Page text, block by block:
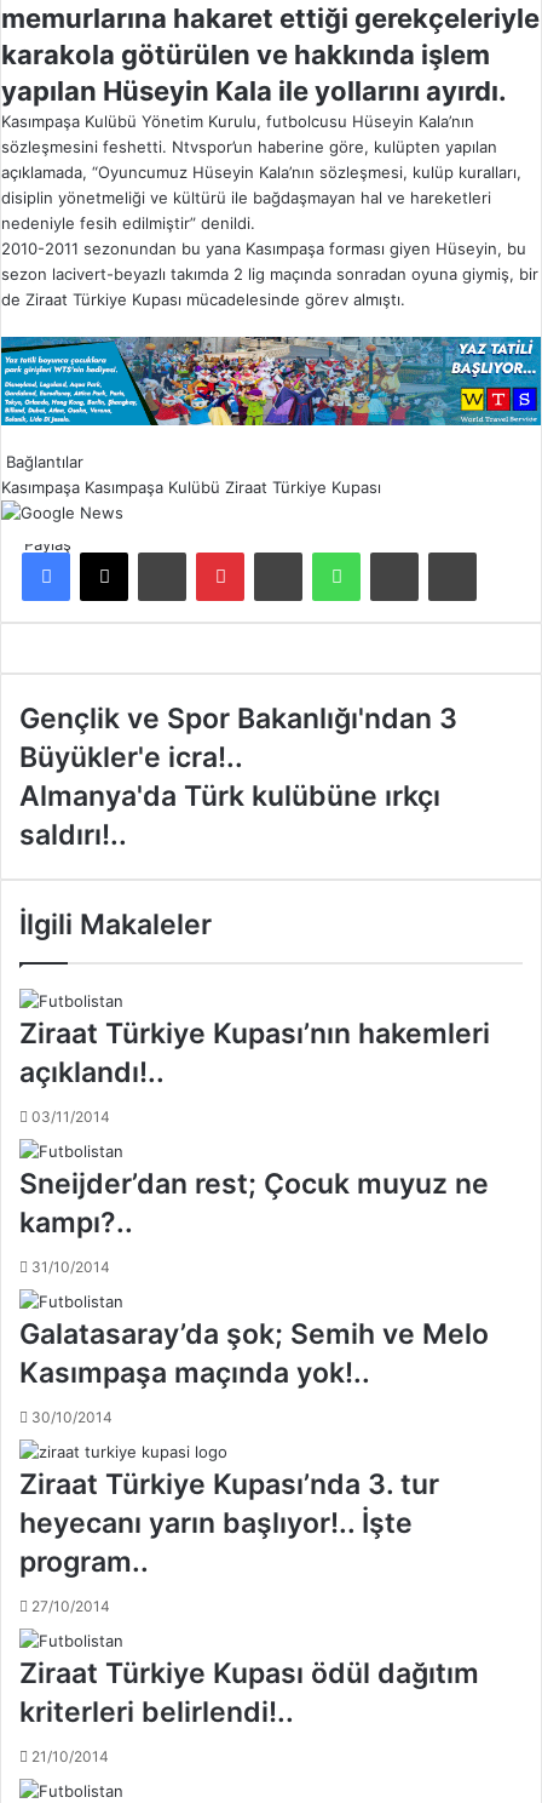
memurlarına hakaret ettiği gerekçeleriyle
karakola götürülen ve hakkında işlem
yapılan Hüseyin Kala ile yollarını ayırdı.
Kasımpaşa Kulübü Yönetim Kurulu, futbolcusu Hüseyin Kala’nın
sözleşmesini feshetti. Ntvspor’un haberine göre, kulüpten yapılan
açıklamada, “Oyuncumuz Hüseyin Kala’nın sözleşmesi, kulüp kuralları,
disiplin yönetmeliği ve kültürü ile bağdaşmayan hal ve hareketleri
nedeniyle fesih edilmiştir” denildi.
2010-2011 sezonundan bu yana Kasımpaşa forması giyen Hüseyin, bu
sezon lacivert-beyazlı takımda 2 lig maçında sonradan oyuna giymiş, bir
de Ziraat Türkiye Kupası mücadelesinde görev almıştı.
Bağlantılar
Kasımpaşa Kasımpaşa Kulübü Ziraat Türkiye Kupası
Paylaş
G
n
ç
i
e
S
p
o
B
a
a
n
ı
ğ
'
n
d
a
n
B
ü
y
ü
k
e
r
'
e
i
c
a
!
Gençlik ve Spor Bakanlığı'ndan 3
Büyükler'e icra!..
A
m
y
'
d
T
ü
k
k
u
l
ü
ü
n
e
r
ç
ı
s
d
ı
r
ı
!
.
.
Almanya'da Türk kulübüne ırkçı
saldırı!..
İlgili Makaleler
Ziraat Türkiye Kupası’nın hakemleri
açıklandı!..
03/11/2014
Sneijder’dan rest; Çocuk muyuz ne
kampı?..
31/10/2014
Galatasaray’da şok; Semih ve Melo
Kasımpaşa maçında yok!..
30/10/2014
Ziraat Türkiye Kupası’nda 3. tur
heyecanı yarın başlıyor!.. İşte
program..
27/10/2014
Ziraat Türkiye Kupası ödül dağıtım
kriterleri belirlendi!..
21/10/2014